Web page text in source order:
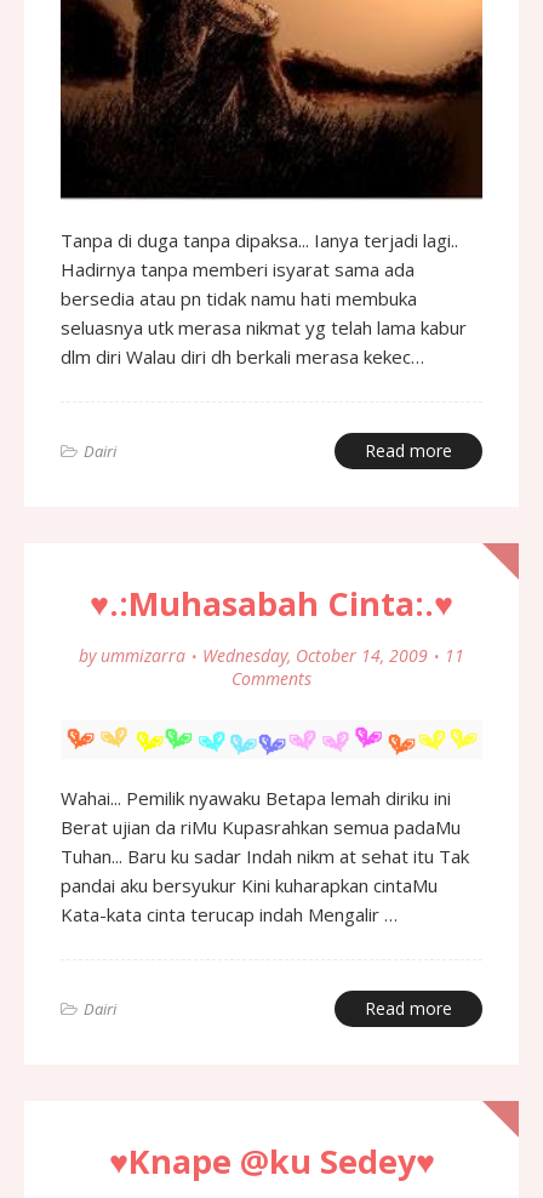
Tanpa di duga tanpa dipaksa... Ianya terjadi lagi..
Hadirnya tanpa memberi isyarat sama ada
bersedia atau pn tidak namu hati membuka
seluasnya utk merasa nikmat yg telah lama kabur
dlm diri Walau diri dh berkali merasa kekec…
Dairi Read more
♥.:Muhasabah Cinta:.♥
by ummizarra Wednesday, October 14, 2009
11
Comments
Wahai... Pemilik nyawaku Betapa lemah diriku ini
Berat ujian da riMu Kupasrahkan semua padaMu
Tuhan... Baru ku sadar Indah nikm at sehat itu Tak
pandai aku bersyukur Kini kuharapkan cintaMu
Kata-kata cinta terucap indah Mengalir …
Dairi Read more
♥Knape @ku Sedey♥